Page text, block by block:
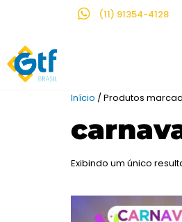
(11) 91354-4128
Início / Produtos
Exibindo um único